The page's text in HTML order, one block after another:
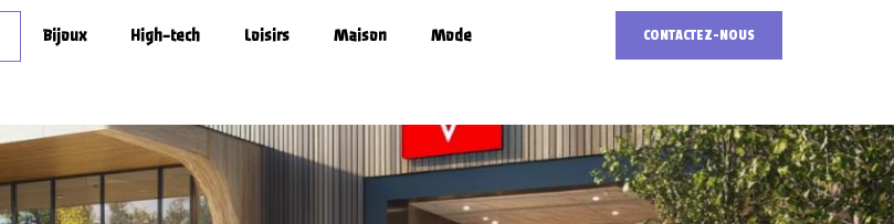
Bijoux High-tech Loisirs Maison Mode CONTACTEZ-NOUS